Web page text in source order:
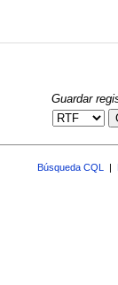
Guardar
Búsqueda CQL